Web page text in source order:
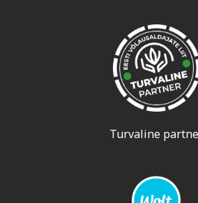
Turvaline